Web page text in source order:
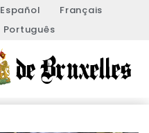
Español
Français
Português